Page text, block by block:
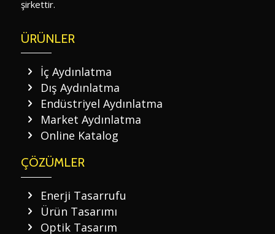
şirkettir.
ÜRÜNLER
İç Aydınlatma
Dış Aydınlatma
Endüstriyel Aydınlatma
Market Aydınlatma
Online Katalog
ÇÖZÜMLER
Enerji Tasarrufu
Ürün Tasarımı
Optik Tasarım